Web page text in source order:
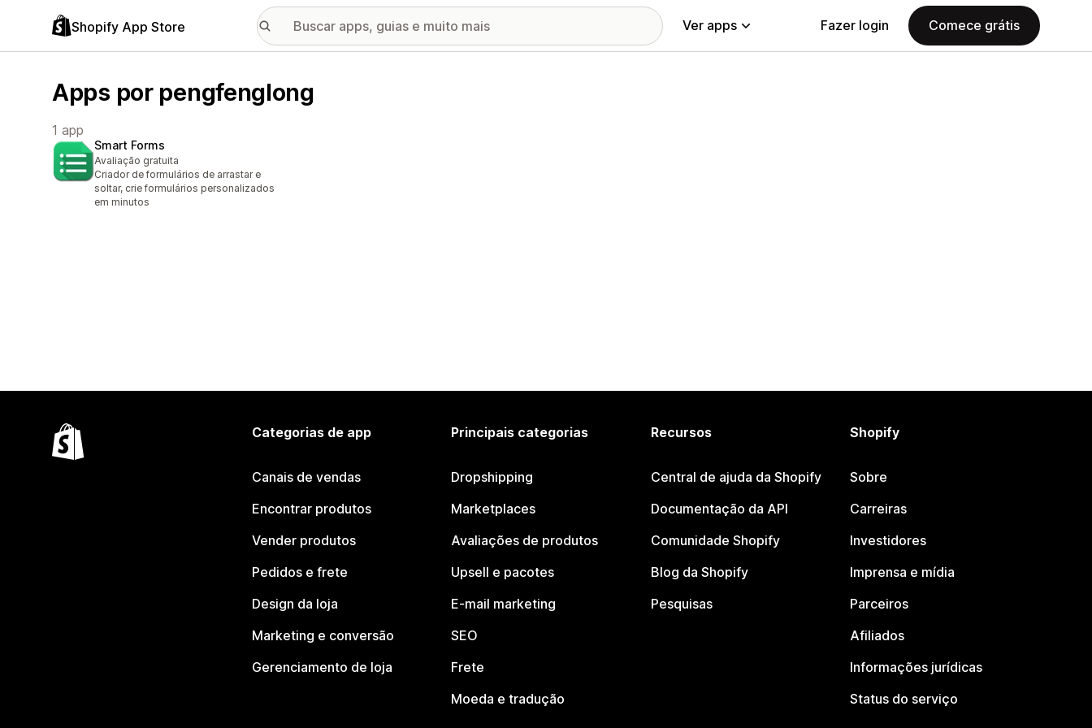
Shopify App Store Ver apps Fazer login Comece grátis
Apps por pengfenglong
1 app
Smart Forms
Avaliação gratuita
Criador de formulários de arrastar e
soltar, crie formulários personalizados
em minutos
Categorias de app
Canais de vendas
Encontrar produtos
Vender produtos
Pedidos e frete
Design da loja
Marketing e conversão
Gerenciamento de loja
Principais categorias
Dropshipping
Marketplaces
Avaliações de produtos
Upsell e pacotes
E-mail marketing
SEO
Frete
Moeda e tradução
Recursos
Central de ajuda da Shopify
Documentação da API
Comunidade Shopify
Blog da Shopify
Pesquisas
Shopify
Sobre
Carreiras
Investidores
Imprensa e mídia
Parceiros
Afiliados
Informações jurídicas
Status do serviço